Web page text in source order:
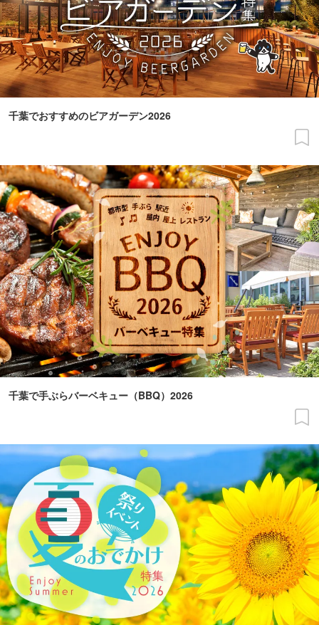
千葉でおすすめのビアガーデン2026
千葉で手ぶらバーベキュー（BBQ）2026